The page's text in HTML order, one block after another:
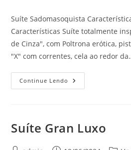
post:
Suíte Sadomasoquista
Características Suíte totalmente
de Cinza", com Poltrona erótica,
"X" com correntes, cela ao redor
Continue Lendo Suíte
Sadomasoquista
Suíte Gran Luxo